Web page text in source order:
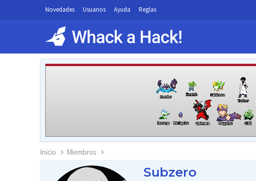
Novedades Usuarios Ayuda Reglas
Inicio Miembros
Subzero